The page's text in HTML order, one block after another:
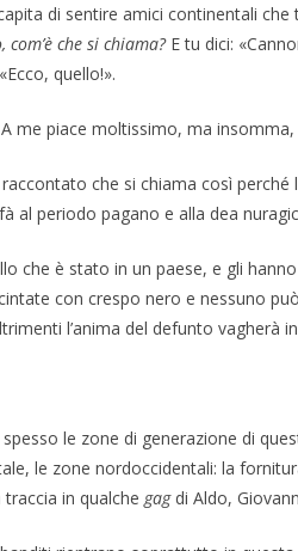
di sentire amici continentali
che si chiama?E tu dici:
quello!».
me piace moltissimo, ma
raccontato che si chiama così
al periodo pagano e alla dea
che è stato in un paese, e gli
con crespo nero e nessuno
l’anima del defunto vagherà
le zone di generazione di
le zone nordoccidentali: la
in qualche gagdi Aldo,